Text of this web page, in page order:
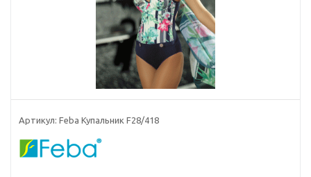
Артикул: Feba Купальник F28/418